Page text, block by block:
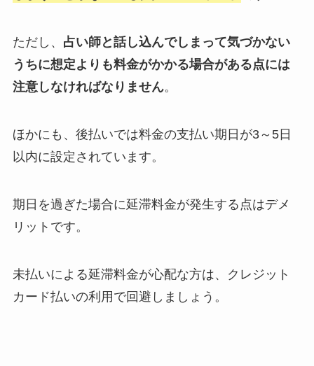
ただし、 占い師と話し込んでしまって気づかない
うちに想定よりも料金がかかる場合がある点には
注意しなければなりません。
ほかにも、後払いでは料金の支払い期日が3～5日
以内に設定されています。
期日を過ぎた場合に延滞料金が発生する点はデメ
リットです。
未払いによる延滞料金が心配な方は、クレジット
カード払いの利用で回避しましょう。